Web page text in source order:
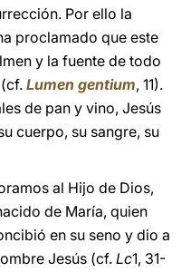
Por ello la
proclamado que este
y la fuente de todo
Lumen gentium, 11).
de pan y vino, Jesús
cuerpo, su sangre, su
al Hijo de Dios,
de María, quien
en su seno y dio a
Jesús (cf. Lc1, 31-